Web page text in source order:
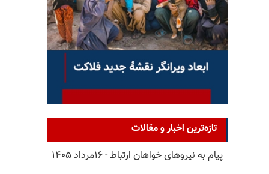
تازه‌ترین اخبار و مقالات
پیام به نیروهای خواهان ارتباط - ۱۶مرداد ۱۴۰۵